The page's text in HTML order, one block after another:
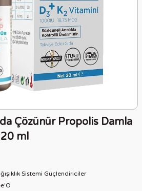
Çözünür Propolis Damla
ml
Sistemi Güçlendiriciler